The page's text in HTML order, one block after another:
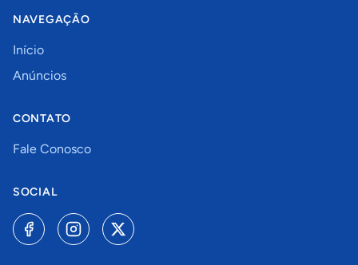
NAVEGAÇÃO
Início
Anúncios
CONTATO
Fale Conosco
SOCIAL